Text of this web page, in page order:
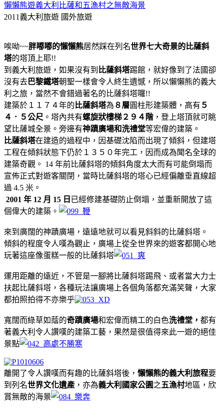
懶懶熊遊義大利比薩和五漁村之無敵海景
2011義大利旅遊 國外旅遊
唉呦~~胖嘟嘟的懶懶熊居然踩在列名世界七大奇景的比薩斜
塔的塔頂上耶!!
到義大利旅遊，如果沒有到 比薩斜塔踢館，就好像到了法國卻
沒有去 巴黎鐵塔朝聖一樣會令人終生遺憾，所以懶懶熊的義大
利之旅，當然不會錯過著名的比薩斜塔囉!!
建築於１１７４年的 比薩斜塔為 ８層 圓柱形建築體，高有 ５
４．５公尺 。塔內共有螺旋狀樓梯２９４階 ，登上塔頂就可眺
望比薩城全景。旁邊有神蹟廣場和洗禮堂等宏偉的建築。
比薩斜塔在建造的過程中，因基礎沈陷而出現了傾斜，但建塔
工程在傾斜狀態下仍於１３５０年完工，因而成為聞名全球的
建築奇觀。 14 年前比薩斜塔的傾斜角度太大而有可能倒塌而
宣佈正式對遊客關閉，當時比薩斜塔的塔心已經偏離垂直線超
過 4.5 米。
2001 年 12 月 15 日 已經修建基礎防止倒塌，並重新開放了這
個偉大的建築。
來到廣闊的神蹟廣場，遠遠地就可以看見斜斜的比薩斜塔。
傾斜的程度令人嘆為觀止，廣場上從全世界來的遊客都開心地
玩著這座像蛋糕一般的比薩斜塔
運用距離的遠近，不管是一腳將比薩斜塔踢飛、或者當大力士
扶起比薩斜塔，各種玩法讓廣場上各個角落都充滿笑聲，大家
都拍照拍得不亦樂乎
寬闊而綠草如蔭的奇蹟廣場和宏偉而精工的白色洗禮堂， 都有
著義大利令人讚嘆的建築工藝，果然是很值得來此一遊的絕佳
景點
離開了令人讚嘆而有趣的比薩斜塔後， 懶懶熊的義大利旅程要
到列名世界文化遺產 ，亦為義大利國家公園之 五漁村地區，欣
賞無敵的海景